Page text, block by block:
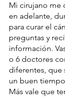
Mi cirujano me
en adelante,
para curar el
preguntas y
información.
o 6 doctores
diferentes, que
un buen
Más vale que